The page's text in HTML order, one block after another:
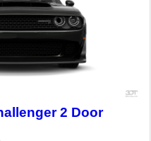
2 Door